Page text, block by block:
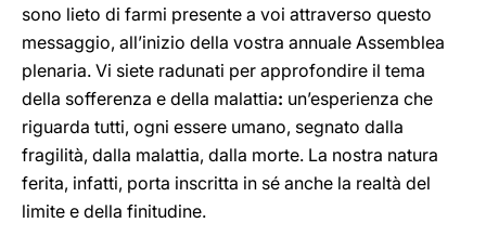
sono lieto di farmi presente a voi attraverso questo
messaggio, all’inizio della vostra annuale Assemblea
plenaria. Vi siete radunati per approfondire il tema
della sofferenza e della malattia: un’esperienza che
riguarda tutti, ogni essere umano, segnato dalla
fragilità, dalla malattia, dalla morte. La nostra natura
ferita, infatti, porta inscritta in sé anche la realtà del
limite e della finitudine.